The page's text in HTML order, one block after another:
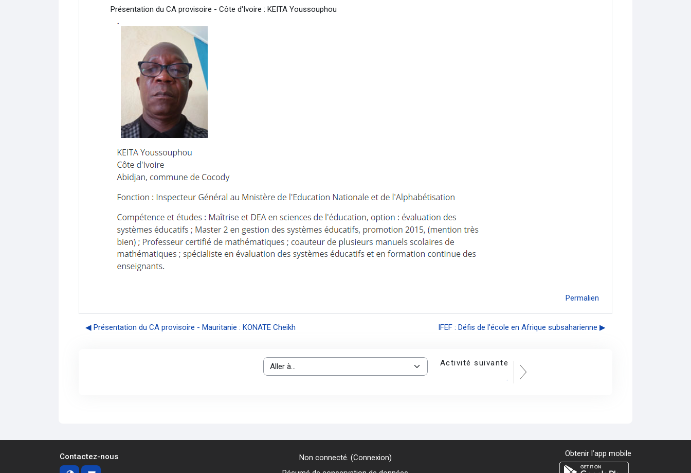
Présentation du CA provisoire - Côte d'Ivoire : KEITA Youssouphou
Permalien
◀︎ Présentation du CA provisoire - Mauritanie : KONATE Cheikh IFEF : Défis de l'école en Afrique subsaharienne ▶︎
Aller à…
Activité suivante
Contactez-nous Non connecté. (Connexion)
Obtenir l’app mobile